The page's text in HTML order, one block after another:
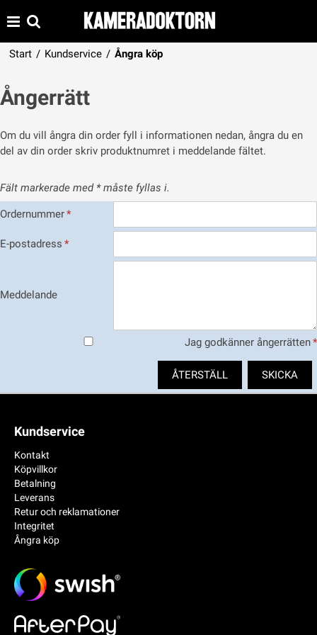
Start / Kundservice / Ångra köp
Ångerrätt
Om du vill ångra din order fyll i informationen nedan, ångra du en
del av din order skriv produktnumret i meddelande fältet.
Fält markerade med * måste fyllas i.
Ordernummer*
E-postadress *
Meddelande
Jag godkänner ångerrätten*
Kundservice
Kontakt
Köpvillkor
Betalning
Leverans
Retur och reklamationer
Integritet
Ångra köp